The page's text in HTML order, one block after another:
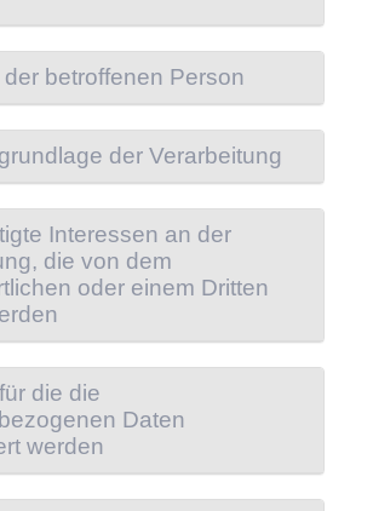
betroffenen Person
der Verarbeitung
Interessen an der
die von dem
oder einem Dritten
die die
Daten
werden